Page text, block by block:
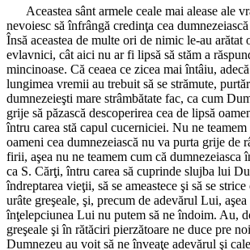
Aceastea sânt armele ceale mai alease ale
nevoiesc să înfrângă credinţa cea
Însă aceastea de multe ori de nimic le-au arătat
evlavnici, cât aici nu ar fi lipsă să stăm a
mincinoase. Că ceaea ce zicea mai întâiu,
lungimea vremii au trebuit să se strămute,
dumnezeieşti mare strâmbătate fac, ca cum
grije să păzască descoperirea cea de lipsă
întru carea stă capul cucerniciei. Nu ne
oameni cea dumnezeiască nu va purta grije de
firii, aşea nu ne teamem cum că dumnezeiasca
ca S. Cărţi, întru carea să cuprinde slujba lui
îndreptarea vieţii, să se ameastece şi să se
urâte greşeale, şi, precum de adevărul Lui,
înţelepciunea Lui nu putem să ne îndoim. Au,
greşeale şi în rătăciri pierzătoare ne duce pre
Dumnezeu au voit să ne înveaţe adevărul şi